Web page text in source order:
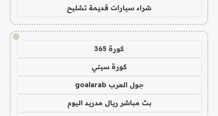
شراء سيارات قديمة تشليح
!
كورة 365
كورة سيتي
جول العرب goalarab
بث مباشر ريال مدريد اليوم